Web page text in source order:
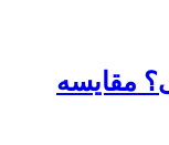
مقایسه